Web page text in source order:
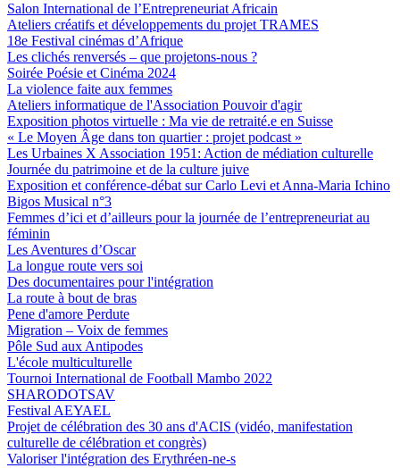
Salon International de l’Entrepreneuriat Africain
Ateliers créatifs et développements du projet TRAMES
18e Festival cinémas d’Afrique
Les clichés renversés – que projetons-nous ?
Soirée Poésie et Cinéma 2024
La violence faite aux femmes
Ateliers informatique de l'Association Pouvoir d'agir
Exposition photos virtuelle : Ma vie de retraité.e en Suisse
« Le Moyen Âge dans ton quartier : projet podcast »
Les Urbaines X Association 1951: Action de médiation culturelle
Journée du patrimoine et de la culture juive
Exposition et conférence-débat sur Carlo Levi et Anna-Maria Ichino
Bigos Musical n°3
Femmes d’ici et d’ailleurs pour la journée de l’entrepreneuriat au
féminin
Les Aventures d’Oscar
La longue route vers soi
Des documentaires pour l'intégration
La route à bout de bras
Pene d'amore Perdute
Migration – Voix de femmes
Pôle Sud aux Antipodes
L'école multiculturelle
Tournoi International de Football Mambo 2022
SHARODOTSAV
Festival AEYAEL
Projet de célébration des 30 ans d'ACIS (vidéo, manifestation
culturelle de célébration et congrès)
Valoriser l'intégration des Erythréen-ne-s